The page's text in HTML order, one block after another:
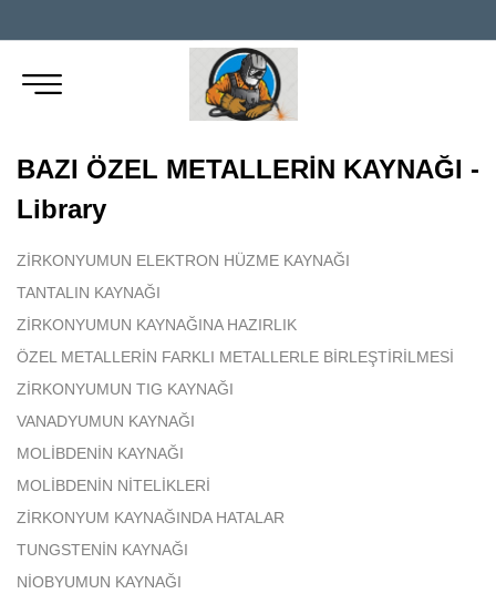
BAZI ÖZEL METALLERİN KAYNAĞI -
Library
ZİRKONYUMUN ELEKTRON HÜZME KAYNAĞI
TANTALIN KAYNAĞI
ZİRKONYUMUN KAYNAĞINA HAZIRLIK
ÖZEL METALLERİN FARKLI METALLERLE BİRLEŞTİRİLMESİ
ZİRKONYUMUN TIG KAYNAĞI
VANADYUMUN KAYNAĞI
MOLİBDENİN KAYNAĞI
MOLİBDENİN NİTELİKLERİ
ZİRKONYUM KAYNAĞINDA HATALAR
TUNGSTENİN KAYNAĞI
NİOBYUMUN KAYNAĞI